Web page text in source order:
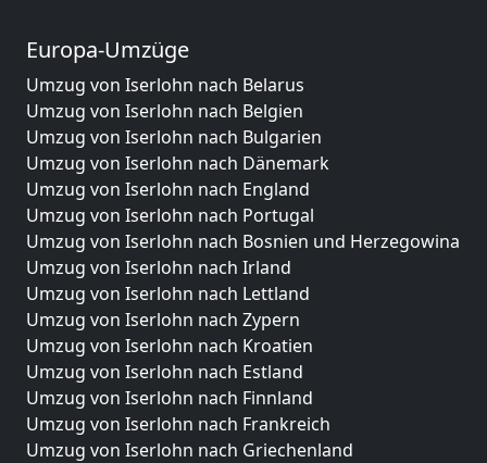
Europa-Umzüge
Umzug von Iserlohn nach Belarus
Umzug von Iserlohn nach Belgien
Umzug von Iserlohn nach Bulgarien
Umzug von Iserlohn nach Dänemark
Umzug von Iserlohn nach England
Umzug von Iserlohn nach Portugal
Umzug von Iserlohn nach Bosnien und Herzegowina
Umzug von Iserlohn nach Irland
Umzug von Iserlohn nach Lettland
Umzug von Iserlohn nach Zypern
Umzug von Iserlohn nach Kroatien
Umzug von Iserlohn nach Estland
Umzug von Iserlohn nach Finnland
Umzug von Iserlohn nach Frankreich
Umzug von Iserlohn nach Griechenland